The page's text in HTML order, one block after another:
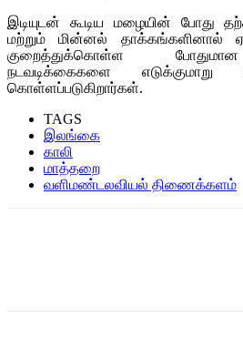
இடியுடன் கூடிய மழையின் போது
மற்றும் மின்னல் தாக்கங்களினால்
குறைத்துக்கொள்ள
நடவடிக்கைகளை
கொள்ளப்படுகிறார்கள்.
TAGS
இலங்கை
காலி
மாத்தறை
வளிமண்டலவியல் திணைக்களம்